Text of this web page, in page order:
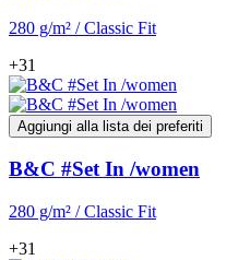
280 g/m² / Classic Fit
+31
Aggiungi alla lista dei preferiti
B&C #Set In /women
280 g/m² / Classic Fit
+31